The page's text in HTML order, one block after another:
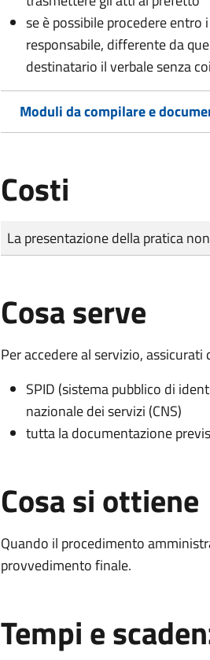
se è possibile procedere
responsabile, differente da
destinatario il verbale senza
Moduli da compilare e
Costi
Tipo di pagamento
Importo
La presentazione della pratica
Cosa serve
Per accedere al servizio, assicurati
SPID (sistema pubblico di
nazionale dei servizi (CNS)
tutta la documentazione
Cosa si ottiene
Quando il procedimento
provvedimento finale.
Tempi e